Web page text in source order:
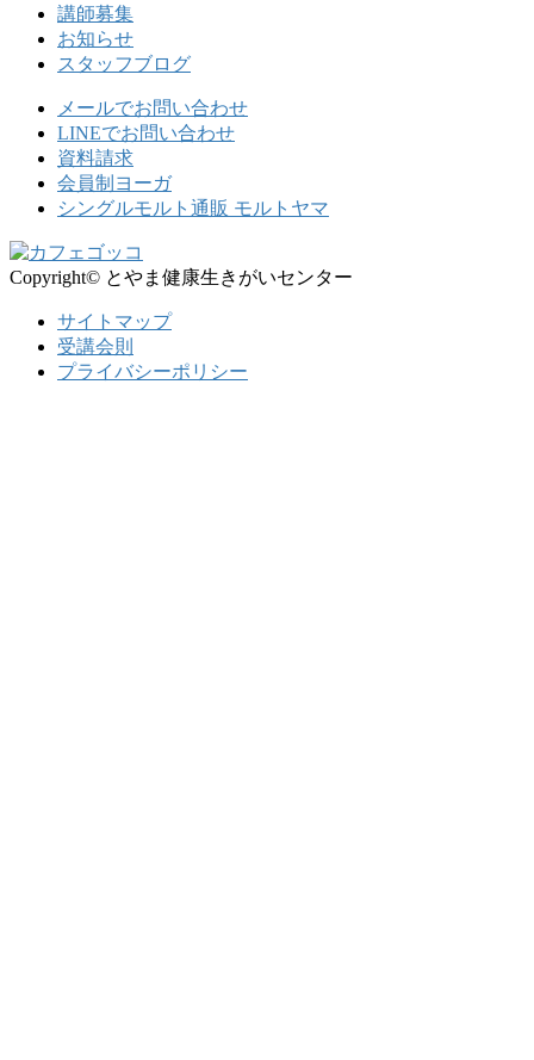
講師募集
お知らせ
スタッフブログ
メールでお問い合わせ
LINEでお問い合わせ
資料請求
会員制ヨーガ
シングルモルト通販 モルトヤマ
Copyright© とやま健康生きがいセンター
サイトマップ
受講会則
プライバシーポリシー